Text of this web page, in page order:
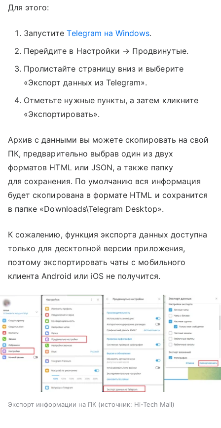
Для этого:
ЗапуститеTelegram на Windows.
Перейдите в Настройки → Продвинутые.
Пролистайте страницу вниз и выберите
«Экспорт данных из Telegram».
Отметьте нужные пункты, а затем кликните
«Экспортировать».
Архив с данными вы можете скопировать на свой
ПК, предварительно выбрав один из двух
форматов HTML или JSON, а также папку
для сохранения. По умолчанию вся информация
будет скопирована в формате HTML и сохранится
в папке «Downloads\Telegram Desktop».
К сожалению, функция экспорта данных доступна
только для десктопной версии приложения,
поэтому экспортировать чаты с мобильного
клиента Android или iOS не получится.
Экспорт информации на ПК источник: Hi-Tech Mail